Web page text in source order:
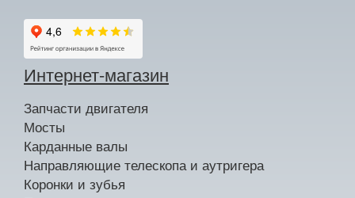
Интернет-магазин
Запчасти двигателя
Мосты
Карданные валы
Направляющие телескопа и аутригера
Коронки и зубья